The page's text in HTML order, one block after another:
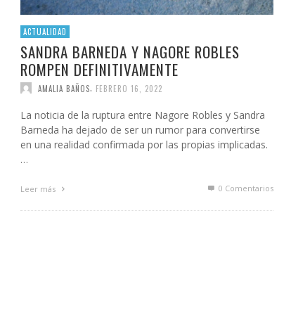
ACTUALIDAD
SANDRA BARNEDA Y NAGORE ROBLES
ROMPEN DEFINITIVAMENTE
AMALIA BAÑOS FEBRERO 16, 2022
La noticia de la ruptura entre Nagore Robles y Sandra
Barneda ha dejado de ser un rumor para convertirse
en una realidad confirmada por las propias implicadas.
…
Leer más 0 Comentarios